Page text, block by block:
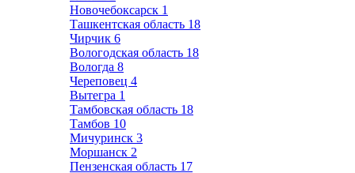
Новочебоксарск 1
Ташкентская область 18
Чирчик 6
Вологодская область 18
Вологда 8
Череповец 4
Вытегра 1
Тамбовская область 18
Тамбов 10
Мичуринск 3
Моршанск 2
Пензенская область 17